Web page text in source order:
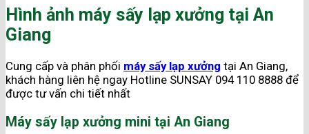
Hình ảnh máy sấy lạp xưởng tại An
Giang
Cung cấp và phân phối máy sấy lạp xưởng tại An Giang,
khách hàng liên hệ ngay Hotline SUNSAY 094 110 8888 để
được tư vấn chi tiết nhất
Máy sấy lạp xưởng mini tại An Giang